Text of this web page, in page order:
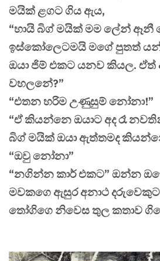
මයික් ළගට ගිය ඇය,
“හායි බිග් මයික් මම ලේන් ඈනී
ඉස්කෝලෙටමයි මගේ පුතත්
ඔයා ජිම් එකට යනව කියල. ඒත්
වහලනේ?”
“එතන හරිම උණුසුම් නෝනා!”
“ඒ කියන්නෙ ඔයාට අද රෑ
බිග් මයික් ඔයා ඇත්තමද
“ඔවු නෝනා”
“නගින්න කාර් එකට” ඔන්න
මවකගෙ ඇසුර අනාථ දරුවෙකුට
තෝගිගෙ නිවෙස තුල කතාව